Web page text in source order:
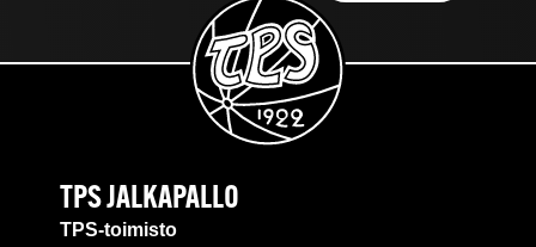
TPS JALKAPALLO
TPS-toimisto